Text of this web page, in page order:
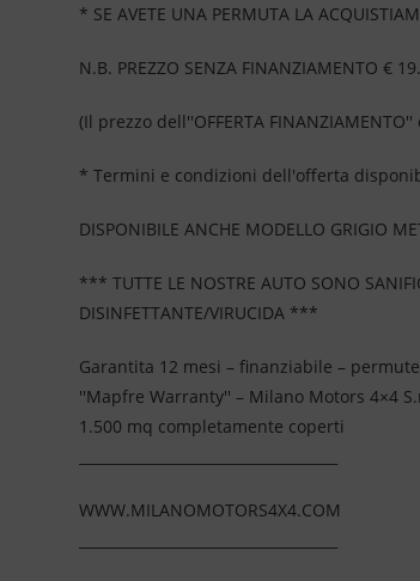
* SE AVETE UNA PERMUTA LA
N.B. PREZZO SENZA FINANZIAMENTO €
(Il prezzo dell''OFFERTA
* Termini e condizioni dell'offerta
DISPONIBILE ANCHE MODELLO GRIGIO
*** TUTTE LE NOSTRE AUTO SONO
DISINFETTANTE/VIRUCIDA ***
Garantita 12 mesi – finanziabile –
''Mapfre Warranty'' – Milano Motors 4×4
1.500 mq completamente coperti
WWW.MILANOMOTORS4X4.COM